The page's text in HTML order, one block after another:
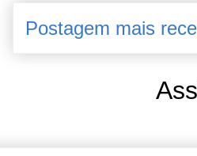
Postagem mais